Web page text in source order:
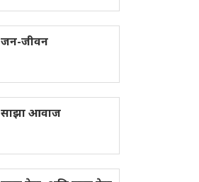
जन-जीवन
साझा आवाज